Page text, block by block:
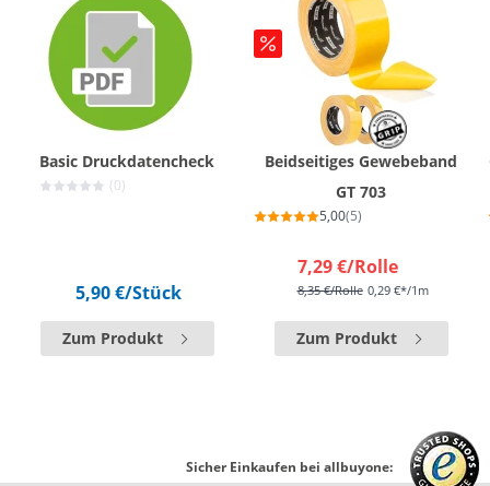
Basic Druckdatencheck
(0)
5,90 €/Stück
Zum Produkt
Beidseitiges Gewebeband
GT 703
5,00(5)
7,29 €/Rolle
8,35 €/Rolle 0,29 €*/1m
Zum Produkt
Sicher Einkaufen bei allbuyone: